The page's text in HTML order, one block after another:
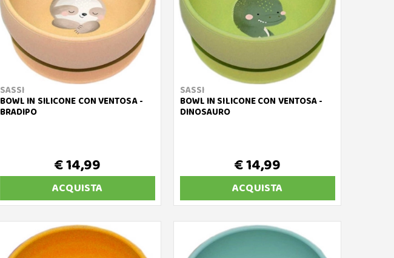
SASSI
BOWL IN SILICONE CON VENTOSA -
BRADIPO
€ 14,99
ACQUISTA
SASSI
BOWL IN SILICONE CON VENTOSA -
DINOSAURO
€ 14,99
ACQUISTA